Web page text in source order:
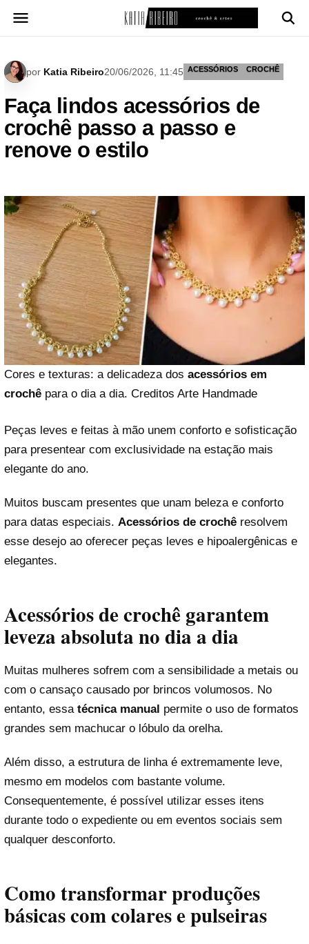
para
por Katia Ribeiro20/06/2026, 11:45 ACESSÓRIOS CROCHÊ
Faça lindos acessórios de
crochê passo a passo e
renove o estilo
Cores e texturas: a delicadeza dos acessórios em
crochê para o dia a dia. Creditos Arte Handmade
Peças leves e feitas à mão unem conforto e sofisticação
para presentear com exclusividade na estação mais
elegante do ano.
Muitos buscam presentes que unam beleza e conforto
para datas especiais. Acessórios de crochê resolvem
esse desejo ao oferecer peças leves e hipoalergênicas e
elegantes.
Acessórios de crochêgarantem
leveza absoluta no dia a dia
Muitas mulheres sofrem com a sensibilidade a metais ou
com o cansaço causado por brincos volumosos. No
entanto, essa técnica manual permite o uso de formatos
grandes sem machucar o lóbulo da orelha.
Além disso, a estrutura de linha é extremamente leve,
mesmo em modelos com bastante volume.
Consequentemente, é possível utilizar esses itens
durante todo o expediente ou em eventos sociais sem
qualquer desconforto.
Como transformar produções
básicas com colares e pulseiras